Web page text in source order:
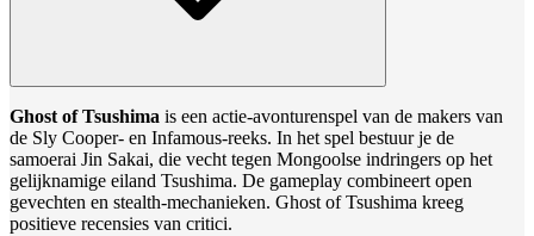
Ghost of Tsushima is een actie-avonturenspel van de makers van
de Sly Cooper- en Infamous-reeks. In het spel bestuur je de
samoerai Jin Sakai, die vecht tegen Mongoolse indringers op het
gelijknamige eiland Tsushima. De gameplay combineert open
gevechten en stealth-mechanieken. Ghost of Tsushima kreeg
positieve recensies van critici.